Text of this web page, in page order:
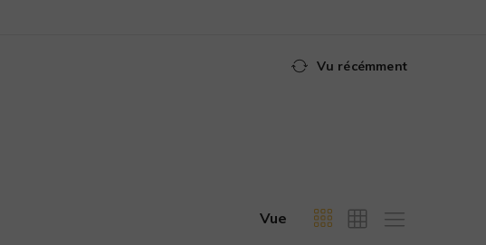
Vu récémment
Vue